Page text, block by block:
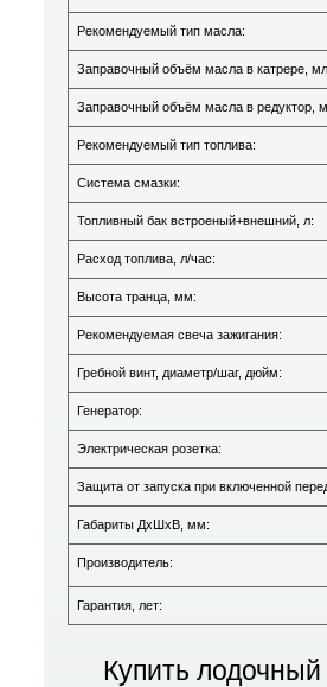
Рекомендуемый тип масла:
Заправочный объём масла в катрере,
Заправочный объём масла в редуктор,
Рекомендуемый тип топлива:
Система смазки:
Топливный бак встроеный+внешний, л:
Расход топлива, л/час:
Высота транца, мм:
Рекомендуемая свеча зажигания:
Гребной винт, диаметр/шаг, дюйм:
Генератор:
Электрическая розетка:
Защита от запуска при включенной
Габариты ДхШхВ, мм:
Производитель:
Гарантия, лет:
Купить